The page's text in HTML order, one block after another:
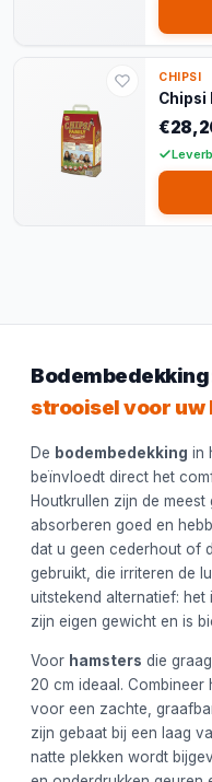
CHIPSI
Chipsi
strooisel voor uw
De bodembedekking in
beïnvloedt direct het
Houtkrullen zijn de
absorberen goed en
dat u geen cederhout of
gebruikt, die irriteren de
uitstekend alternatief:
zijn eigen gewicht en is
Voor hamsters die
20 cm ideaal. Combineer
voor een zachte,
zijn gebaat bij een laag
natte plekken wordt